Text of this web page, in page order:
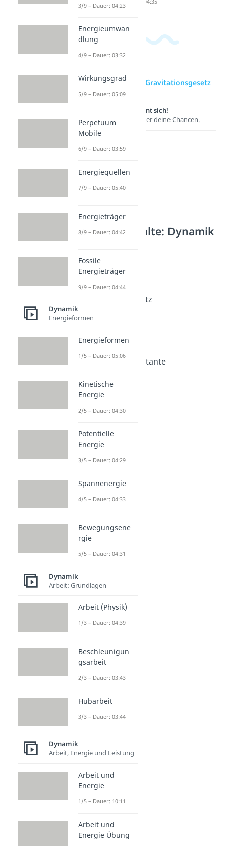
zur Videoseite: Gravitationsgesetz
Lernen lohnt sich!
Entdecke hier deine Chancen.
Weitere Inhalte: Dynamik
Gravitation
Dauer: 04:49
Gravitationskraft
Dauer: 04:38
Gravitationsgesetz
Schwerkraft
Gewichtskraft
Gravitationskonstante
Isaac Newton
Dauer: 03:28
Ortsfaktor
Dauer: 03:49
3/9 – Dauer: 04:23
Energieumwan
dlung
4/9 – Dauer: 03:32
Wirkungsgrad
5/9 – Dauer: 05:09
Perpetuum
Mobile
6/9 – Dauer: 03:59
Energiequellen
7/9 – Dauer: 05:40
Energieträger
8/9 – Dauer: 04:42
Fossile
Energieträger
9/9 – Dauer: 04:44
Dynamik
Energieformen
Energieformen
1/5 – Dauer: 05:06
Kinetische
Energie
2/5 – Dauer: 04:30
Potentielle
Energie
3/5 – Dauer: 04:29
Spannenergie
4/5 – Dauer: 04:33
Bewegungsene
rgie
5/5 – Dauer: 04:31
Dynamik
Arbeit: Grundlagen
Arbeit (Physik)
1/3 – Dauer: 04:39
Beschleunigun
gsarbeit
2/3 – Dauer: 03:43
Hubarbeit
3/3 – Dauer: 03:44
Dynamik
Arbeit, Energie und Leistung
Arbeit und
Energie
1/5 – Dauer: 10:11
Arbeit und
Energie Übung